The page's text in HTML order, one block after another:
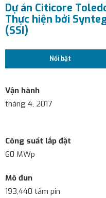
Dự án Citicore
Thực hiện bởi
(SSI)
Nổi bật
Vận hành
tháng 4, 2017
Công suất lắp đặt
60 MWp
Mô đun
193,440 tấm pin